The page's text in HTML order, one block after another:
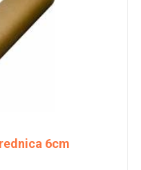
6cm